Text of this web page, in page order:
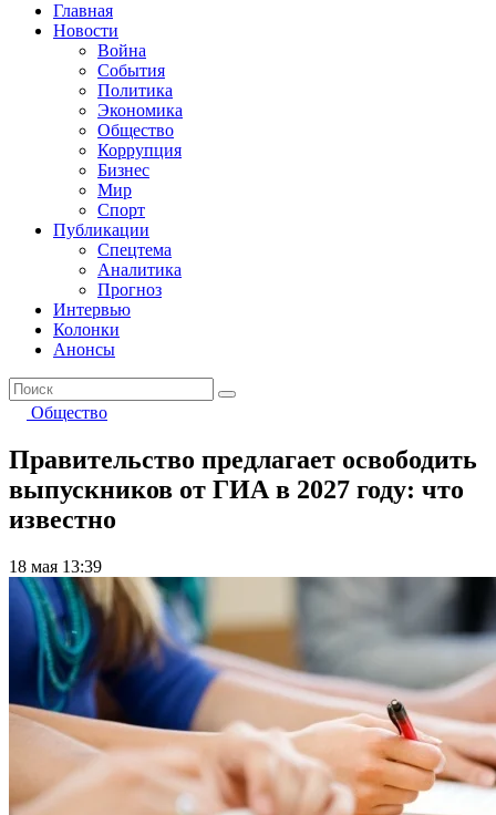
Главная
Новости
Война
События
Политика
Экономика
Общество
Коррупция
Бизнес
Мир
Спорт
Публикации
Спецтема
Аналитика
Прогноз
Интервью
Колонки
Анонсы
Общество
Правительство предлагает освободить
выпускников от ГИА в 2027 году: что
известно
18 мая 13:39